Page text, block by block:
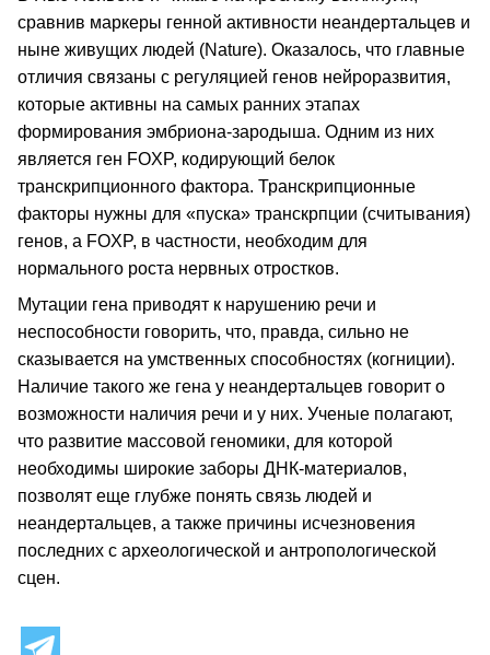
сравнив маркеры генной активности неандертальцев и
ныне живущих людей (Nature). Оказалось, что главные
отличия связаны с регуляцией генов нейроразвития,
которые активны на самых ранних этапах
формирования эмбриона-зародыша. Одним из них
является ген FOXP, кодирующий белок
транскрипционного фактора. Транскрипционные
факторы нужны для «пуска» транскрпции (считывания)
генов, а FOXP, в частности, необходим для
нормального роста нервных отростков.
Мутации гена приводят к нарушению речи и
неспособности говорить, что, правда, сильно не
сказывается на умственных способностях (когниции).
Наличие такого же гена у неандертальцев говорит о
возможности наличия речи и у них. Ученые полагают,
что развитие массовой геномики, для которой
необходимы широкие заборы ДНК-материалов,
позволят еще глубже понять связь людей и
неандертальцев, а также причины исчезновения
последних с археологической и антропологической
сцен.